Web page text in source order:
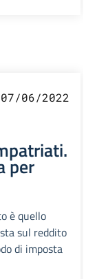
07/06/2022
per
è quello
sul reddito
di imposta